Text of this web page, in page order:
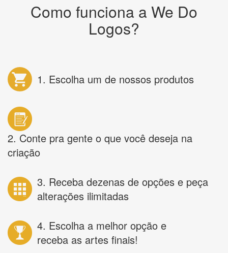
Como funciona a We Do
Logos?
1. Escolha um de nossos produtos
2. Conte pra gente o que você deseja na
criação
3. Receba dezenas de opções e peça
alterações ilimitadas
4. Escolha a melhor opção e
receba as artes finais!